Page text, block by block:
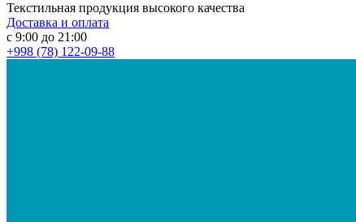
Текстильная продукция высокого качества
Доставка и оплата
с 9:00 до 21:00
+998 (78) 122-09-88